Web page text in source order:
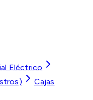
Eléctrico
Cajas